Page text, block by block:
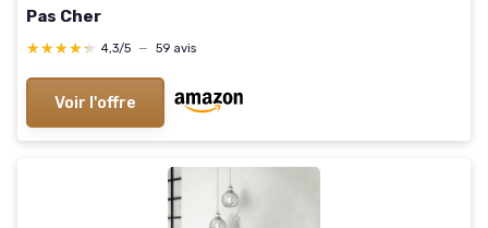
Pas Cher
★★★★★
★★★★★ 4,3/5 — 59 avis
Voir l'offre